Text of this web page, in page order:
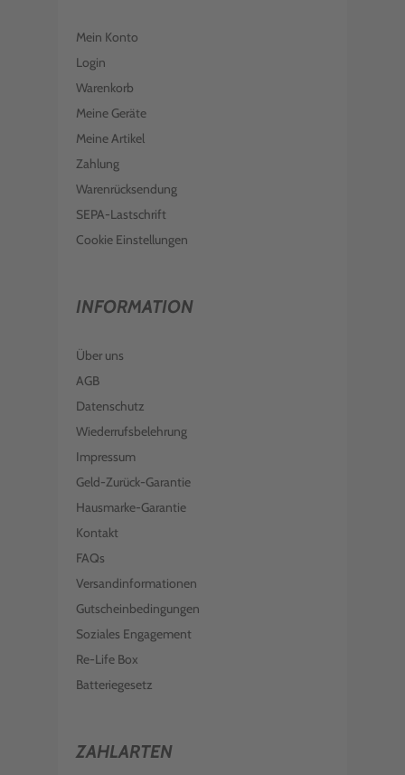
Mein Konto
Login
Warenkorb
Meine Geräte
Meine Artikel
Zahlung
Warenrücksendung
SEPA-Lastschrift
Cookie Einstellungen
INFORMATION
Über uns
AGB
Datenschutz
Wiederrufsbelehrung
Impressum
Geld-Zurück-Garantie
Hausmarke-Garantie
Kontakt
FAQs
Versandinformationen
Gutscheinbedingungen
Soziales Engagement
Re-Life Box
Batteriegesetz
ZAHLARTEN